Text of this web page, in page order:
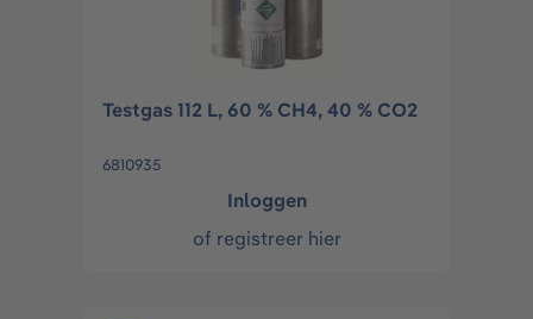
Testgas 112 L, 60 % CH4, 40 % CO2
6810935
Inloggen
of registreer hier